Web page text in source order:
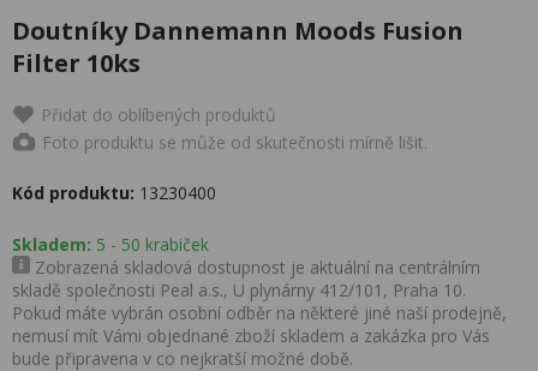
Doutníky Dannemann Moods Fusion
Filter 10ks
Přidat do oblíbených produktů
Foto produktu se může od skutečnosti mírně lišit.
Kód produktu: 13230400
Skladem: 5 - 50 krabiček
Zobrazená skladová dostupnost je aktuální na centrálním
skladě společnosti Peal a.s., U plynárny 412/101, Praha 10.
Pokud máte vybrán osobní odběr na některé jiné naší prodejně,
nemusí mít Vámi objednané zboží skladem a zakázka pro Vás
bude připravena v co nejkratší možné době.